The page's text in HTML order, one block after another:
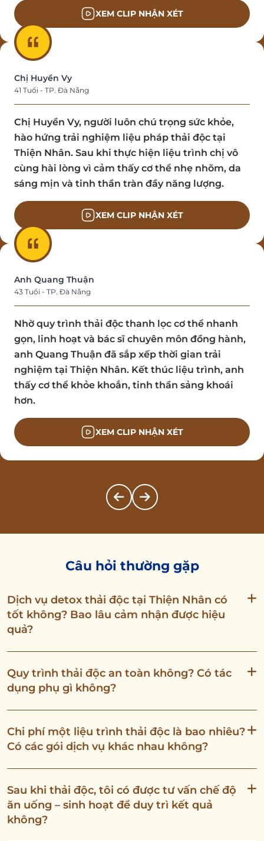
XEM CLIP NHẬN XÉT
Chị Huyền Vy
41 Tuổi - TP. Đà Nẵng
Chị Huyền Vy, người luôn chú trọng sức khỏe,
hào hứng trải nghiệm liệu pháp thải độc tại
Thiện Nhân. Sau khi thực hiện liệu trình chị vô
cùng hài lòng vì cảm thấy cơ thể nhẹ nhõm, da
sáng mịn và tinh thần tràn đầy năng lượng.
XEM CLIP NHẬN XÉT
Anh Quang Thuận
43 Tuổi - TP. Đà Nẵng
Nhờ quy trình thải độc thanh lọc cơ thể nhanh
gọn, linh hoạt và bác sĩ chuyên môn đồng hành,
anh Quang Thuận đã sắp xếp thời gian trải
nghiệm tại Thiện Nhân. Kết thúc liệu trình, anh
thấy cơ thể khỏe khoắn, tinh thần sảng khoái
hơn.
XEM CLIP NHẬN XÉT
Câu hỏi thường gặp
Dịch vụ detox thải độc tại Thiện Nhân có
tốt không? Bao lâu cảm nhận được hiệu
quả?
Quy trình thải độc an toàn không? Có tác
dụng phụ gì không?
Chi phí một liệu trình thải độc là bao nhiêu?
Có các gói dịch vụ khác nhau không?
Sau khi thải độc, tôi có được tư vấn chế độ
ăn uống – sinh hoạt để duy trì kết quả
không?